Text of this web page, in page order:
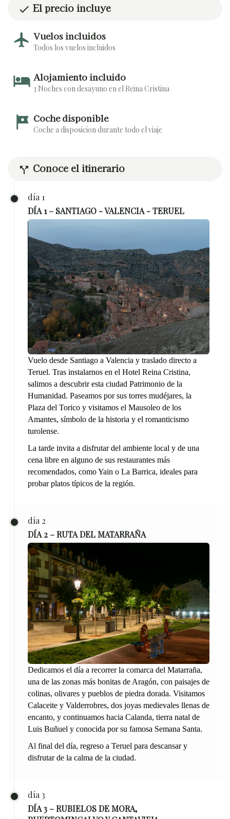
check El precio incluye
flight Vuelos incluidos
Todos los vuelos incluidos
hotel Alojamiento incluido
3 Noches con desayuno en el Reina Cristina
tour Coche disponible
Coche a disposicion durante todo el viaje
call_split Conoce el itinerario
día 1
DÍA 1 – SANTIAGO - VALENCIA - TERUEL
Vuelo desde Santiago a Valencia y traslado directo a
Teruel. Tras instalarnos en el Hotel Reina Cristina,
salimos a descubrir esta ciudad Patrimonio de la
Humanidad. Paseamos por sus torres mudéjares, la
Plaza del Torico y visitamos el Mausoleo de los
Amantes, símbolo de la historia y el romanticismo
turolense.
La tarde invita a disfrutar del ambiente local y de una
cena libre en alguno de sus restaurantes más
recomendados, como Yain o La Barrica, ideales para
probar platos típicos de la región.
día 2
DÍA 2 – RUTA DEL MATARRAÑA
Dedicamos el día a recorrer la comarca del Matarraña,
una de las zonas más bonitas de Aragón, con paisajes de
colinas, olivares y pueblos de piedra dorada. Visitamos
Calaceite y Valderrobres, dos joyas medievales llenas de
encanto, y continuamos hacia Calanda, tierra natal de
Luis Buñuel y conocida por su famosa Semana Santa.
Al final del día, regreso a Teruel para descansar y
disfrutar de la calma de la ciudad.
día 3
DÍA 3 – RUBIELOS DE MORA,